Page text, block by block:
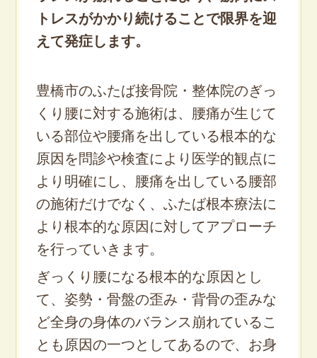
トレスがかかり続けることで限界を迎
えて発症します。
豊橋市のふたば接骨院・整体院のぎっ
くり腰に対する施術は、腰痛が生じて
いる部位や腰痛を出している根本的な
原因を問診や検査により医学的観点に
より明確にし、腰痛を出している腰部
の施術だけでな く、ふたば根本療法に
より根本的な原因に対してアプローチ
を行っていきます。
ぎっくり腰になる根本的な原因とし
て、姿勢・骨盤の歪み・背骨の歪みな
ど全身の身体のバランス崩れているこ
とも原因の一つとしてあるので、お身